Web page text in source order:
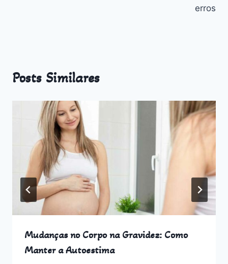
erros
Posts Similares
Mudanças no Corpo na Gravidez: Como
Manter a Autoestima